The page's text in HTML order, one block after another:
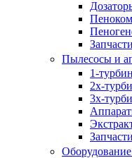
Пылесосы и
1-
2х-
3х-